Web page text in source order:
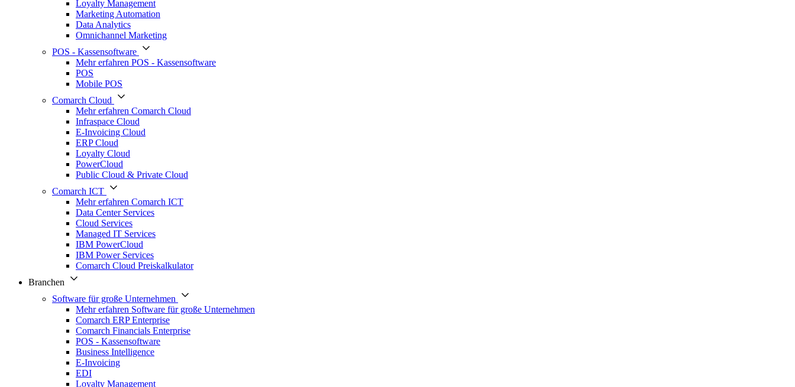
Loyalty Management
Marketing Automation
Data Analytics
Omnichannel Marketing
POS - Kassensoftware
Mehr erfahren POS - Kassensoftware
POS
Mobile POS
Comarch Cloud
Mehr erfahren Comarch Cloud
Infraspace Cloud
E-Invoicing Cloud
ERP Cloud
Loyalty Cloud
PowerCloud
Public Cloud & Private Cloud
Comarch ICT
Mehr erfahren Comarch ICT
Data Center Services
Cloud Services
Managed IT Services
IBM PowerCloud
IBM Power Services
Comarch Cloud Preiskalkulator
Branchen
Software für große Unternehmen
Mehr erfahren Software für große Unternehmen
Comarch ERP Enterprise
Comarch Financials Enterprise
POS - Kassensoftware
Business Intelligence
E-Invoicing
EDI
Loyalty Management